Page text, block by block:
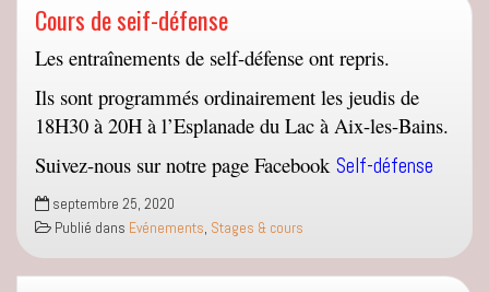
Cours de seif-défense
Les entraînements de self-défense ont repris.
Ils sont programmés ordinairement les jeudis de
18H30 à 20H à l’Esplanade du Lac à Aix-les-Bains.
Suivez-nous sur notre page Facebook Self-défense
septembre 25, 2020
Publié dans Evénements, Stages & cours